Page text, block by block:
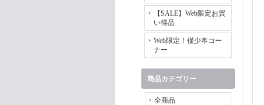
【SALE】Web限定お買
い得品
Web限定！僅少本コー
ナー
商品カテゴリー
全商品